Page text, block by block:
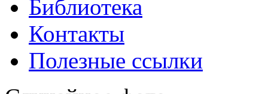
Библиотека
Контакты
Полезные ссылки